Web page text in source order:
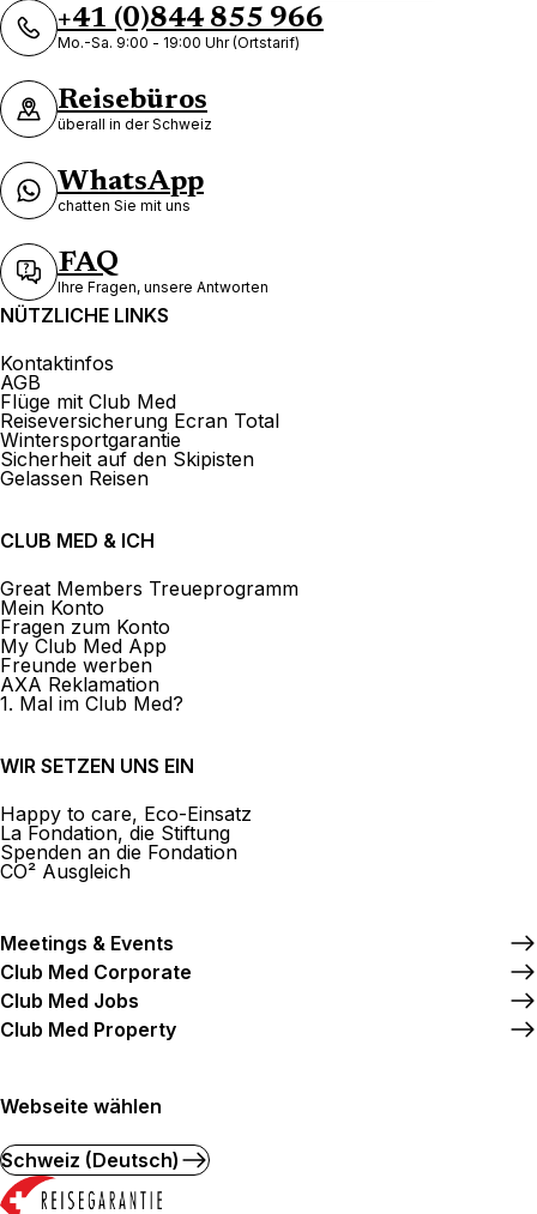
+41 (0)844 855 966
Mo.-Sa. 9:00 - 19:00 Uhr (Ortstarif)
Reisebüros
überall in der Schweiz
WhatsApp
chatten Sie mit uns
FAQ
Ihre Fragen, unsere Antworten
NÜTZLICHE LINKS
Kontaktinfos
AGB
Flüge mit Club Med
Reiseversicherung Ecran Total
Wintersportgarantie
Sicherheit auf den Skipisten
Gelassen Reisen
CLUB MED & ICH
Great Members Treueprogramm
Mein Konto
Fragen zum Konto
My Club Med App
Freunde werben
AXA Reklamation
1. Mal im Club Med?
WIR SETZEN UNS EIN
Happy to care, Eco-Einsatz
La Fondation, die Stiftung
Spenden an die Fondation
CO² Ausgleich
Meetings & Events
Club Med Corporate
Club Med Jobs
Club Med Property
Webseite wählen
Schweiz (Deutsch)